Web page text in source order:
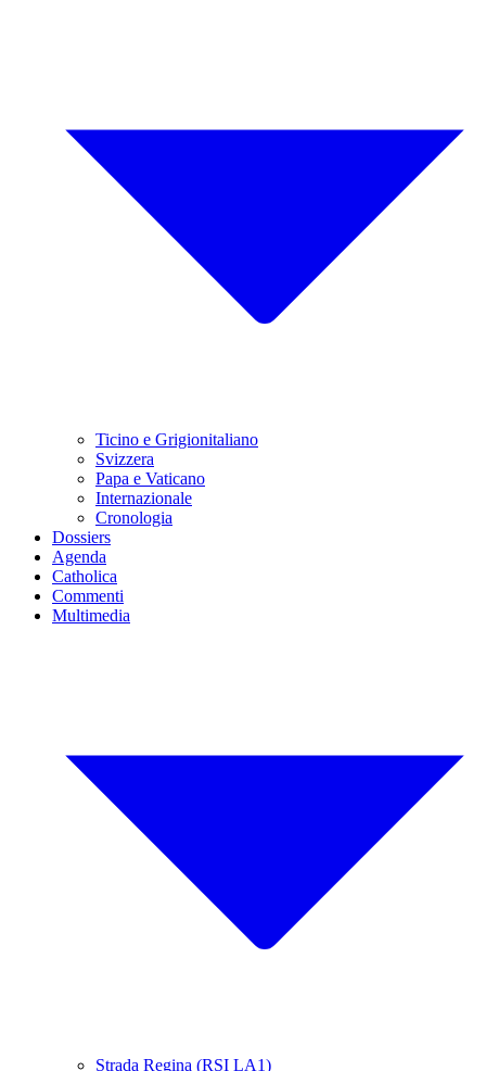
Ticino e Grigionitaliano
Svizzera
Papa e Vaticano
Internazionale
Cronologia
Dossiers
Agenda
Catholica
Commenti
Multimedia
Strada Regina (RSI LA1)